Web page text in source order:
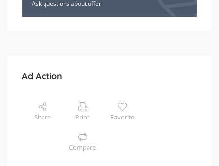
Ask questions about offer
Ad Action
Share Print Favorite
Compare